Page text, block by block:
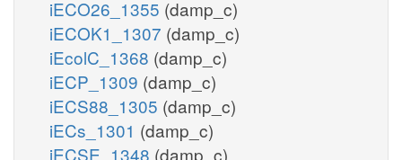
iECO26_1355 (damp_c)
iECOK1_1307 (damp_c)
iEcolC_1368 (damp_c)
iECP_1309 (damp_c)
iECS88_1305 (damp_c)
iECs_1301 (damp_c)
iECSE_1348 (damp_c)